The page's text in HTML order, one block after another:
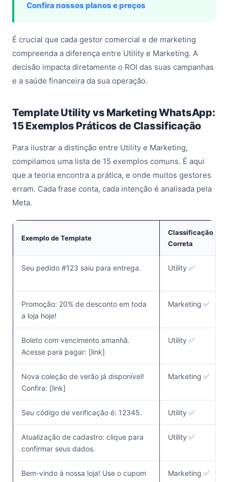
Confira nossos planos e preços
É crucial que cada gestor comercial e de marketing
compreenda a diferença entre Utility e Marketing. A
decisão impacta diretamente o ROI das suas campanhas
e a saúde financeira da sua operação.
Template Utility vs Marketing WhatsApp:
15 Exemplos Práticos de Classificação
Para ilustrar a distinção entre Utility e Marketing,
compilamos uma lista de 15 exemplos comuns. É aqui
que a teoria encontra a prática, e onde muitos gestores
erram. Cada frase conta, cada intenção é analisada pela
Meta.
Exemplo de Template
Classificação
Correta
Seu pedido #123 saiu para entrega. Utility ✅
Promoção: 20% de desconto em toda
a loja hoje!
Marketing ✅
Boleto com vencimento amanhã.
Acesse para pagar: [link]
Utility ✅
Nova coleção de verão já disponível!
Confira: [link]
Marketing ✅
Seu código de verificação é: 12345. Utility ✅
Atualização de cadastro: clique para
confirmar seus dados.
Utility ✅
Bem-vindo à nossa loja! Use o cupom
Marketing ✅